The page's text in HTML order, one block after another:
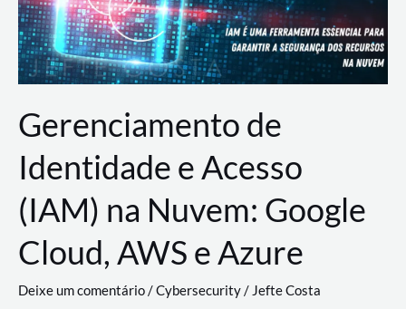
Gerenciamento de
Identidade e Acesso
(IAM) na Nuvem: Google
Cloud, AWS e Azure
Deixe um comentário/Cybersecurity/ Jefte Costa